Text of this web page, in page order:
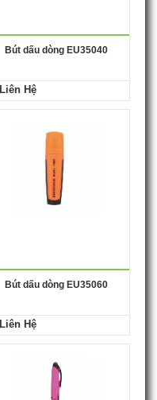
Bút dấu dòng EU35040
Liên Hệ
Bút dấu dòng EU35060
Liên Hệ